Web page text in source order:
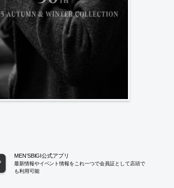
MEN’SBIGI公式アプリ
最新情報やイベント情報をこれ一つで会員証として店頭で
も利用可能